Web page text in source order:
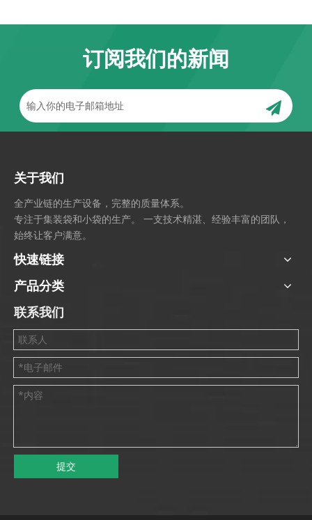
订阅我们的新闻
关于我们
全产业链的生产设备，完整的质量体系。
专注于集装袋和小袋的生产。 一支技术精湛、经验丰富的团队，
始终让客户满意。
快速链接
产品分类
联系我们
提交